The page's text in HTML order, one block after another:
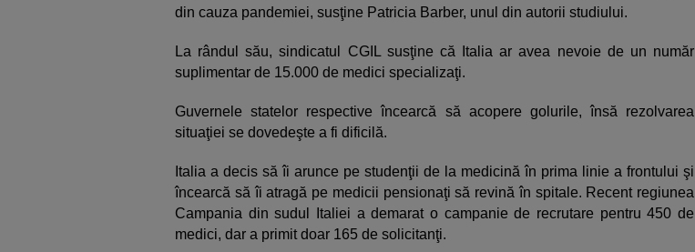
din cauza pandemiei, susţine Patricia Barber, unul din autorii studiului.
La rândul său, sindicatul CGIL susţine că Italia ar avea nevoie de un număr
suplimentar de 15.000 de medici specializaţi.
Guvernele statelor respective încearcă să acopere golurile, însă rezolvarea
situaţiei se dovedeşte a fi dificilă.
Italia a decis să îi arunce pe studenţii de la medicină în prima linie a frontului şi
încearcă să îi atragă pe medicii pensionaţi să revină în spitale. Recent regiunea
Campania din sudul Italiei a demarat o campanie de recrutare pentru 450 de
medici, dar a primit doar 165 de solicitanţi.